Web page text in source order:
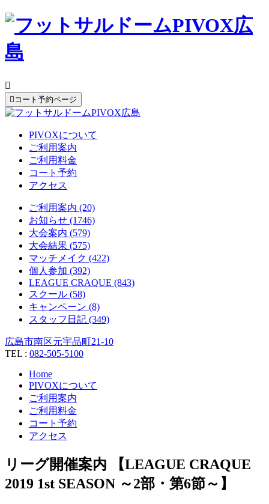

 コート予約ページ
PIVOXについて
ご利用案内
ご利用料金
コート予約
アクセス
ご利用案内 (20)
お知らせ (1746)
大会案内 (579)
大会結果 (575)
マッチメイク (422)
個人参加 (392)
LEAGUE CRAQUE (843)
スクール (58)
キャンペーン (8)
スタッフ日記 (349)
広島市南区元宇品町21-10
TEL : 082-505-5100
Home
PIVOXについて
ご利用案内
ご利用料金
コート予約
アクセス
リーグ開催案内 【LEAGUE CRAQUE
2019 1st SEASON ～2部・第6節～】